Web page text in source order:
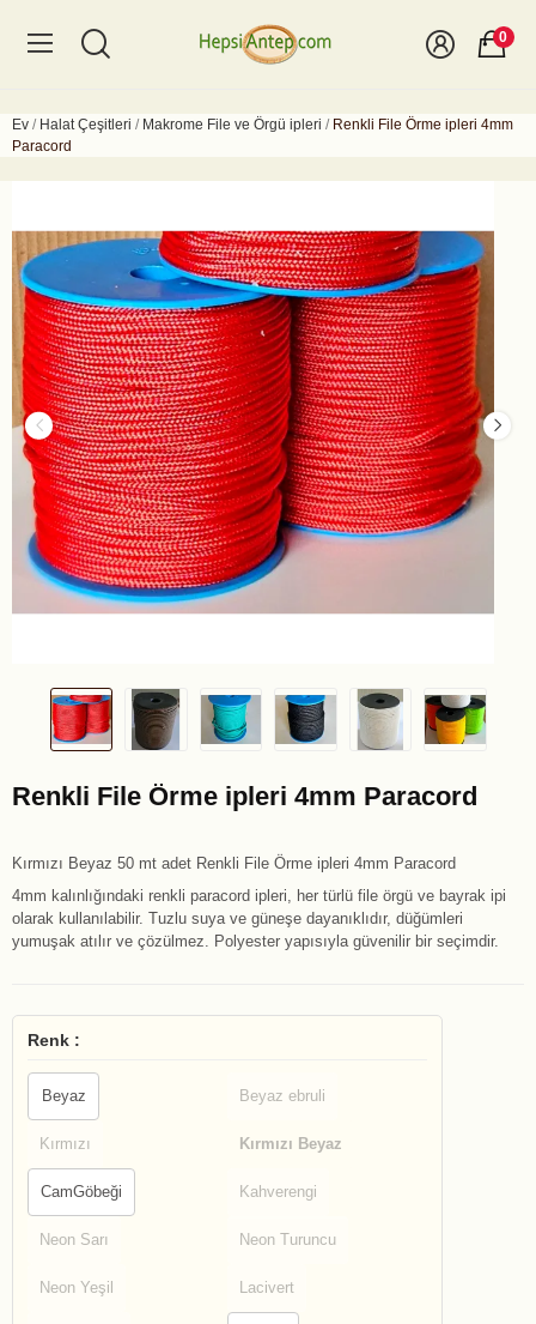
0
Ev Halat Çeşitleri Makrome File ve Örgü ipleri
Renkli File Örme ipleri 4mm
Paracord
Renkli File Örme ipleri 4mm Paracord
Kırmızı Beyaz 50 mt adet Renkli File Örme ipleri 4mm Paracord
4mm kalınlığındaki renkli paracord ipleri, her türlü file örgü ve bayrak ipi
olarak kullanılabilir. Tuzlu suya ve güneşe dayanıklıdır, düğümleri
yumuşak atılır ve çözülmez. Polyester yapısıyla güvenilir bir seçimdir.
Renk :
Beyaz Beyaz ebruli
Kırmızı Kırmızı Beyaz
CamGöbeği Kahverengi
Neon Sarı Neon Turuncu
Neon Yeşil Lacivert